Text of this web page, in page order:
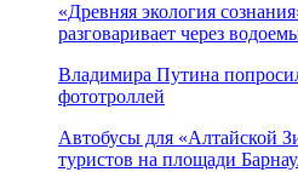
«Древняя экология
разговаривает через
Владимира Путина
фототроллей
Автобусы для «Алтайской
туристов на площади